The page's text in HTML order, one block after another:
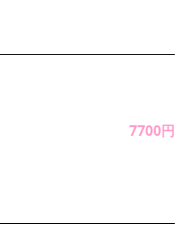
7700円